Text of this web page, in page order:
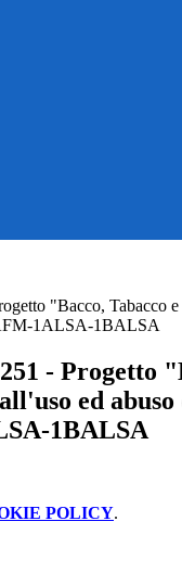
"Bacco, Tabacco
1ALSA-1BALSA
- Progetto
ed
1BALSA
POLICY.